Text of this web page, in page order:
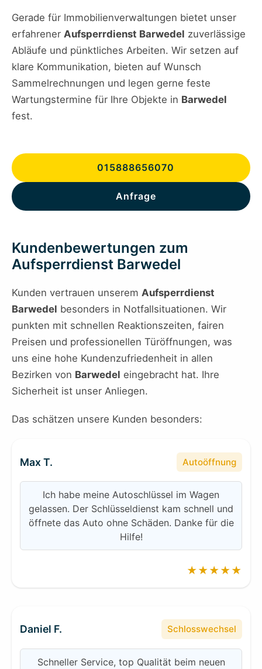
Gerade für Immobilienverwaltungen bietet unser
erfahrener Aufsperrdienst Barwedel zuverlässige
Abläufe und pünktliches Arbeiten. Wir setzen auf
klare Kommunikation, bieten auf Wunsch
Sammelrechnungen und legen gerne feste
Wartungstermine für Ihre Objekte in Barwedel
fest.
015888656070
Anfrage
Kundenbewertungen zum
Aufsperrdienst Barwedel
Kunden vertrauen unserem Aufsperrdienst
Barwedel besonders in Notfallsituationen. Wir
punkten mit schnellen Reaktionszeiten, fairen
Preisen und professionellen Türöffnungen, was
uns eine hohe Kundenzufriedenheit in allen
Bezirken von Barwedel eingebracht hat. Ihre
Sicherheit ist unser Anliegen.
Das schätzen unsere Kunden besonders:
Max T. Autoöffnung
Ich habe meine Autoschlüssel im Wagen
gelassen. Der Schlüsseldienst kam schnell und
öffnete das Auto ohne Schäden. Danke für die
Hilfe!
★★★★★
Daniel F. Schlosswechsel
Schneller Service, top Qualität beim neuen